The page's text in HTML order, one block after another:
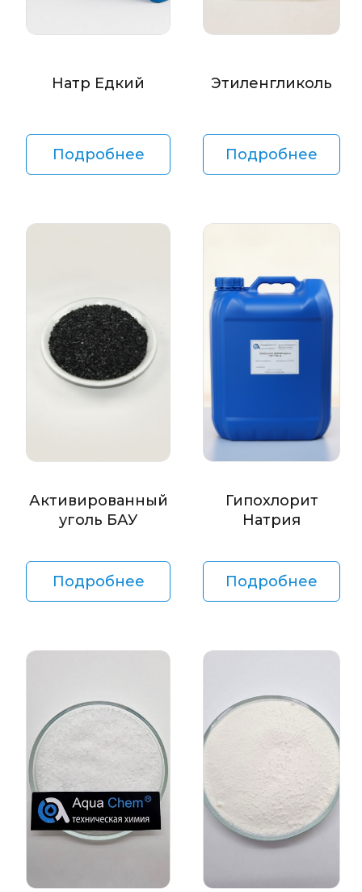
Натр Едкий
Подробнее
Этиленгликоль
Подробнее
Активированный
уголь БАУ
Подробнее
Гипохлорит
Натрия
Подробнее